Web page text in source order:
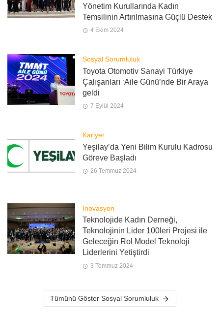
Yönetim Kurullarında Kadın
Temsilinin Artırılmasına Güçlü Destek
4 Ekim 2024
Sosyal Sorumluluk
Toyota Otomotiv Sanayi Türkiye
Çalışanları ‘Aile Günü’nde Bir Araya
geldi
7 Eylül 2024
Kariyer
Yeşilay’da Yeni Bilim Kurulu Kadrosu
Göreve Başladı
26 Temmuz 2024
İnovasyon
Teknolojide Kadın Derneği,
Teknolojinin Lider 100leri Projesi ile
Geleceğin Rol Model Teknoloji
Liderlerini Yetiştirdi
3 Temmuz 2024
Tümünü Göster Sosyal Sorumluluk